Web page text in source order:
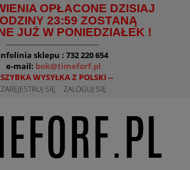
OPŁACONE DZISIAJ
23:59 ZOSTANĄ
JUŻ W PONIEDZIAŁEK !
--------------------------------------
sklepu : 732 220 654
e-mail: bok@timeforf.pl
WYSYŁKA Z POLSKI --
ZAREJESTRUJ SIĘ ZALOGUJ SIĘ